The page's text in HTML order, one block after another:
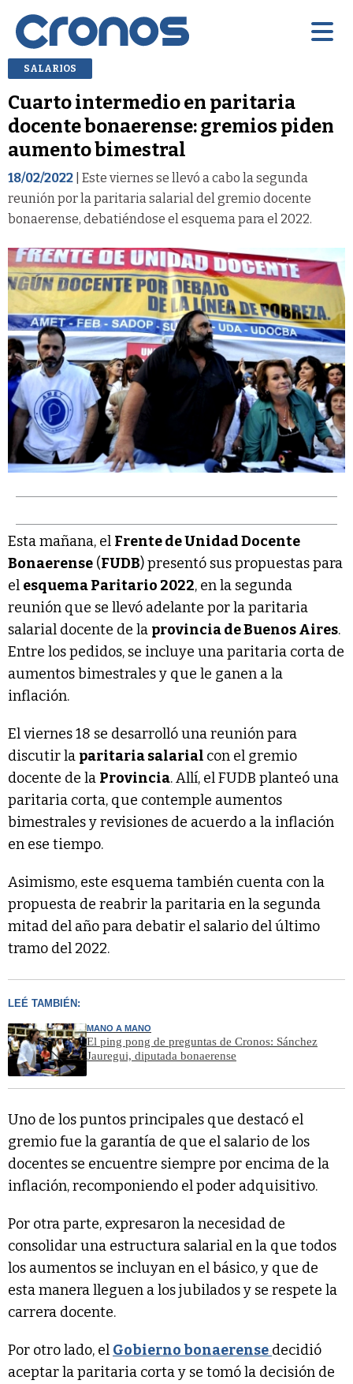
SALARIOS
Cuarto intermedio en paritaria
docente bonaerense: gremios piden
aumento bimestral
18/02/2022 | Este viernes se llevó a cabo la segunda
reunión por la paritaria salarial del gremio docente
bonaerense, debatiéndose el esquema para el 2022.
Esta mañana, el Frente de Unidad Docente
Bonaerense (FUDB) presentó sus propuestas para
el esquema Paritario 2022, en la segunda
reunión que se llevó adelante por la paritaria
salarial docente de la provincia de Buenos Aires.
Entre los pedidos, se incluye una paritaria corta de
aumentos bimestrales y que le ganen a la
inflación.
El viernes 18 se desarrolló una reunión para
discutir la paritaria salarial con el gremio
docente de la Provincia. Allí, el FUDB planteó una
paritaria corta, que contemple aumentos
bimestrales y revisiones de acuerdo a la inflación
en ese tiempo.
Asimismo, este esquema también cuenta con la
propuesta de reabrir la paritaria en la segunda
mitad del año para debatir el salario del último
tramo del 2022.
LEÉ TAMBIÉN:
MANO A MANO
El ping pong de preguntas de Cronos: Sánchez
Jauregui, diputada bonaerense
Uno de los puntos principales que destacó el
gremio fue la garantía de que el salario de los
docentes se encuentre siempre por encima de la
inflación, recomponiendo el poder adquisitivo.
Por otra parte, expresaron la necesidad de
consolidar una estructura salarial en la que todos
los aumentos se incluyan en el básico, y que de
esta manera lleguen a los jubilados y se respete la
carrera docente.
Por otro lado, el Gobierno bonaerense decidió
aceptar la paritaria corta y se tomó la decisión de